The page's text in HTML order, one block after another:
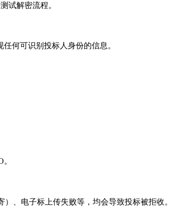
试解密流程。
何可识别投标人身份的信息。
、电子标上传失败等，均会导致投标被拒收。